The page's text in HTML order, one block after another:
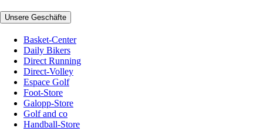
Unsere Geschäfte
Basket-Center
Daily Bikers
Direct Running
Direct-Volley
Espace Golf
Foot-Store
Galopp-Store
Golf and co
Handball-Store